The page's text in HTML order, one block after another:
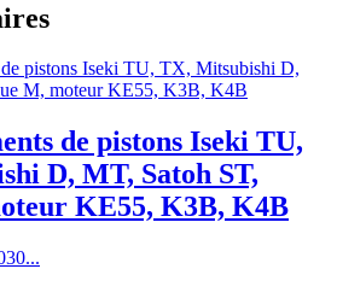
de pistons Iseki TU,
D, MT, Satoh ST,
KE55, K3B, K4B